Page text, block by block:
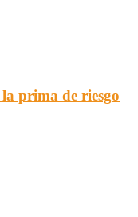
prima de riesgo